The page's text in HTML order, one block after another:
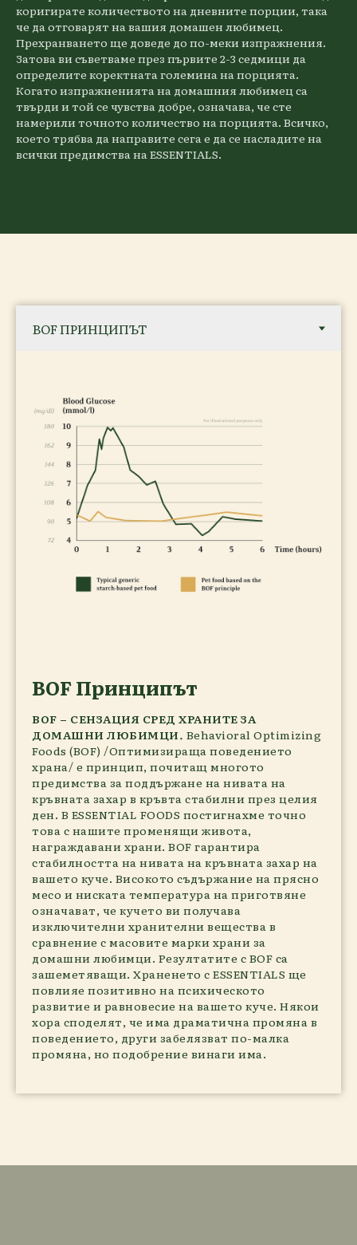
коригирате количеството на дневните порции, така
че да отговарят на вашия домашен любимец.
Прехранването ще доведе до по-меки изпражнения.
Затова ви съветваме през първите 2-3 седмици да
определите коректната големина на порцията.
Когато изпражненията на домашния любимец са
твърди и той се чувства добре, означава, че сте
намерили точното количество на порцията. Всичко,
което трябва да направите сега е да се насладите на
всички предимства на ESSENTIALS.
BOF Принципът
BOF – СЕНЗАЦИЯ СРЕД ХРАНИТЕ ЗА
ДОМАШНИ ЛЮБИМЦИ. Behavioral Optimizing
Foods (BOF) /Оптимизираща поведението
храна/ е принцип, почитащ многото
предимства за поддържане на нивата на
кръвната захар в кръвта стабилни през целия
ден. В ESSENTIAL FOODS постигнахме точно
това с нашите променящи живота,
награждавани храни. BOF гарантира
стабилността на нивата на кръвната захар на
вашето куче. Високото съдържание на прясно
месо и ниската температура на приготвяне
означават, че кучето ви получава
изключителни хранителни вещества в
сравнение с масовите марки храни за
домашни любимци. Резултатите с BOF са
зашеметяващи. Храненето с ESSENTIALS ще
повлияе позитивно на психическото
развитие и равновесие на вашето куче. Някои
хора споделят, че има драматична промяна в
поведението, други забелязват по-малка
промяна, но подобрение винаги има.